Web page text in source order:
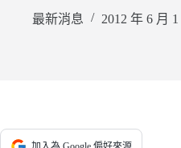
最新消息 2012 年 6 月 1